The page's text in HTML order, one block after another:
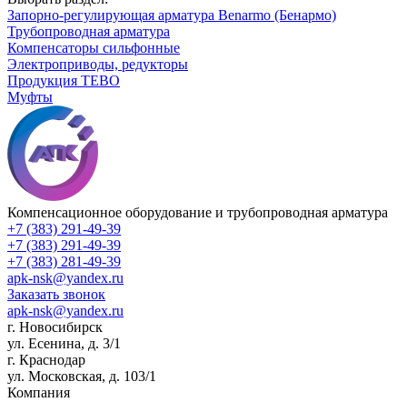
Запорно-регулирующая арматура Benarmo (Бенармо)
Трубопроводная арматура
Компенсаторы сильфонные
Электроприводы, редукторы
Продукция TEBO
Муфты
Компенсационное оборудование и трубопроводная арматура
+7 (383) 291-49-39
+7 (383) 291-49-39
+7 (383) 281-49-39
apk-nsk@yandex.ru
Заказать звонок
apk-nsk@yandex.ru
г. Новосибирск
ул. Есенина, д. 3/1
г. Краснодар
ул. Московская, д. 103/1
Компания